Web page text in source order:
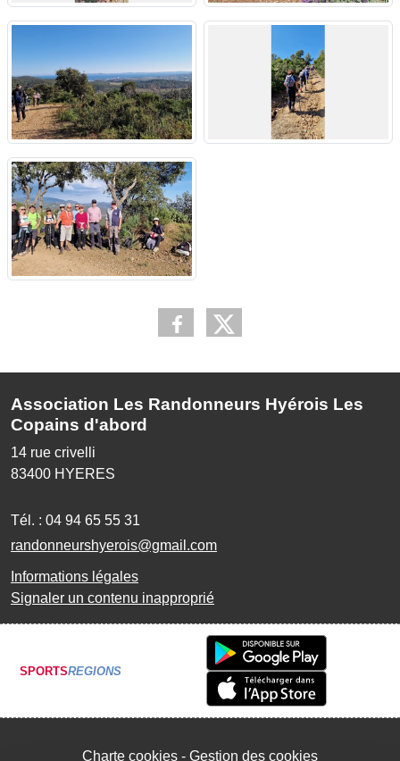
Association Les Randonneurs Hyérois Les
Copains d'abord
14 rue crivelli
83400 HYERES
Tél. : 04 94 65 55 31
randonneurshyerois@gmail.com
Informations légales
Signaler un contenu inapproprié
SPORTSREGIONS
Charte cookies Gestion des cookies